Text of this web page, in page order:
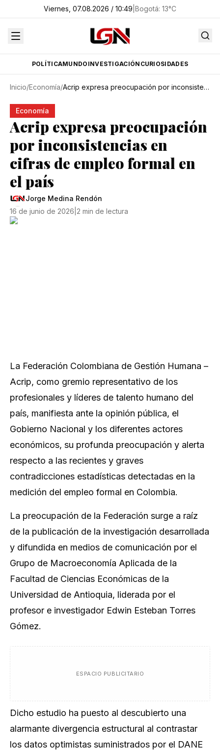
Viernes, 07.08.2026 / 10:49 Bogotá: 13°C
POLÍTICAMUNDO INVESTIGACIÓN CURIOSIDADES
Inicio/Economía/ Acrip expresa preocupación por inconsistencias en cifras de empleo formal en el país
Economía
Acrip expresa preocupación
por inconsistencias en
cifras de empleo formal en
el país
Jorge Medina Rendón
16 de junio de 2026 2 min de lectura
La Federación Colombiana de Gestión Humana –
Acrip, como gremio representativo de los
profesionales y líderes de talento humano del
país, manifiesta ante la opinión pública, el
Gobierno Nacional y los diferentes actores
económicos, su profunda preocupación y alerta
respecto a las recientes y graves
contradicciones estadísticas detectadas en la
medición del empleo formal en Colombia.
La preocupación de la Federación surge a raíz
de la publicación de la investigación desarrollada
y difundida en medios de comunicación por el
Grupo de Macroeconomía Aplicada de la
Facultad de Ciencias Económicas de la
Universidad de Antioquia, liderada por el
profesor e investigador Edwin Esteban Torres
Gómez.
ESPACIO PUBLICITARIO
Dicho estudio ha puesto al descubierto una
alarmante divergencia estructural al contrastar
los datos optimistas suministrados por el DANE